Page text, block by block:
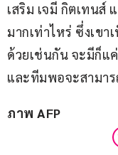
เสริม เจมี กิตเทนส์
มากเท่าไหร่ ซึ่งเข
ด้วยเช่นกัน จะมีก็แ
และทีมพอจะสามาร
ภาพ AFP